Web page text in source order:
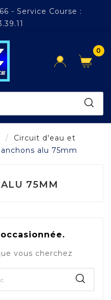
- Service Course :
0
Circuit d'eau et
alu 75mm
75MM
vous cherchez